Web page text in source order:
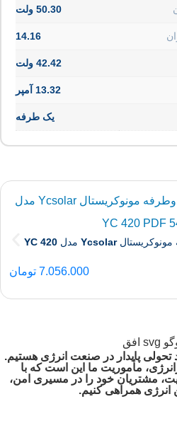
50.30 ولت
14.16
42.42 ولت
13.32 آمپر
یک طرفه
پنل خورشیدی 420 وات دوطرفه مونوکریستال Ycsolar مدل YC 420
7.056.000 تومان
تحولی پایدار در صنعت انرژی هستیم.
مأموریت ما این است که با
مشتریان خود را در مسیری امن،
انرژی همراهی کنیم.